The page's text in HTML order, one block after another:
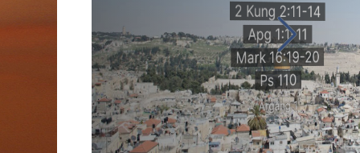
2 Kung 2:11-14
Apg 1:1-11
Mark 16:19-20
Ps 110
Årgång 1